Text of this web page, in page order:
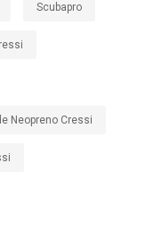
Scubapro
Neopreno Cressi